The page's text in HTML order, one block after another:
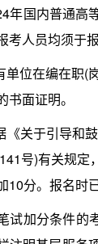
国内普通高等
考人员均须于
位在编在职(岗
书面证明。
关于引导和鼓
141号)有关规
10分。报名时
加分条件的考